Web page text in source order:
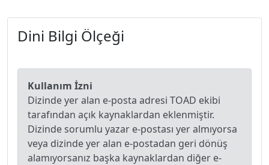
Dini Bilgi Ölçeği
Kullanım İzni
Dizinde yer alan e-posta adresi TOAD ekibi
tarafından açık kaynaklardan eklenmiştir.
Dizinde sorumlu yazar e-postası yer almıyorsa
veya dizinde yer alan e-postadan geri dönüş
alamıyorsanız başka kaynaklardan diğer e-